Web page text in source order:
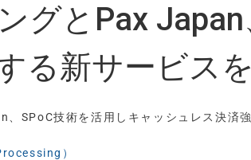
グとPax
る新サービス
SPoC技術を活用しキャッシュレス決済
）